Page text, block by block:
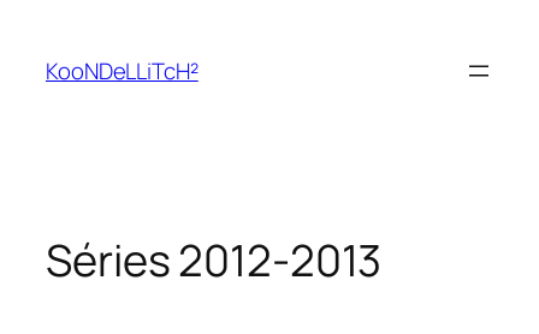
contenu
KooNDeLLiTcH²
Séries 2012-2013